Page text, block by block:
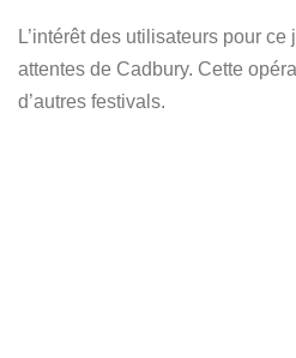
Español
L’intérêt des utilisateurs pour ce
attentes de Cadbury. Cette
d’autres festivals.